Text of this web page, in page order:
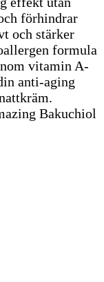
förhindrar
och stärker
formula
vitamin A-
anti-aging
Bakuchiol